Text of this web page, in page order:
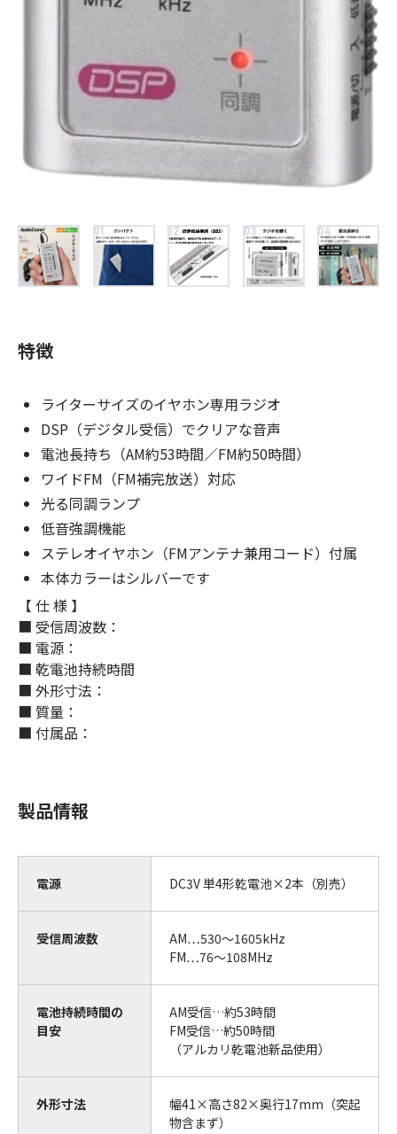
特徴
ライターサイズのイヤホン専用ラジオ
DSP（デジタル受信）でクリアな音声
電池長持ち（AM約53時間／FM約50時間）
ワイドFM（FM補完放送）対応
光る同調ランプ
低音強調機能
ステレオイヤホン（FMアンテナ兼用コード）付属
本体カラーはシルバーです
【 仕 様 】
■ 受信周波数：
■ 電源：
■ 乾電池持続時間
■ 外形寸法：
■ 質量：
■ 付属品：
製品情報
電源 DC3V 単4形乾電池×2本（別売）
受信周波数
AM…530～1605kHz
FM…76～108MHz
電池持続時間の
目安
AM受信…約53時間
FM受信…約50時間
（アルカリ乾電池新品使用）
外形寸法
幅41×高さ82×奥行17mm（突起
物含まず）